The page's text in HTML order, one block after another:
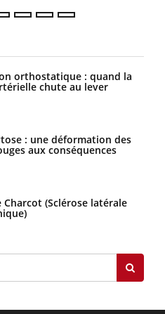
orthostatique : quand la
chute au lever
: une déformation des
aux conséquences
Charcot (Sclérose latérale